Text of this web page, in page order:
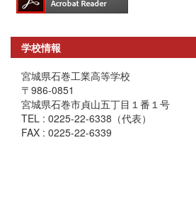
学校情報
宮城県石巻工業高等学校
〒986-0851
宮城県石巻市貞山五丁目１番１号
TEL : 0225-22-6338（代表）
FAX : 0225-22-6339